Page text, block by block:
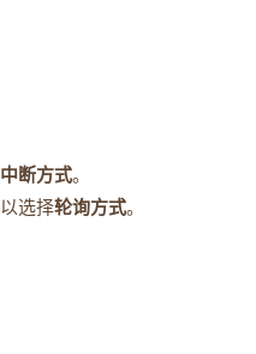
中断方式。
选择轮询方式。